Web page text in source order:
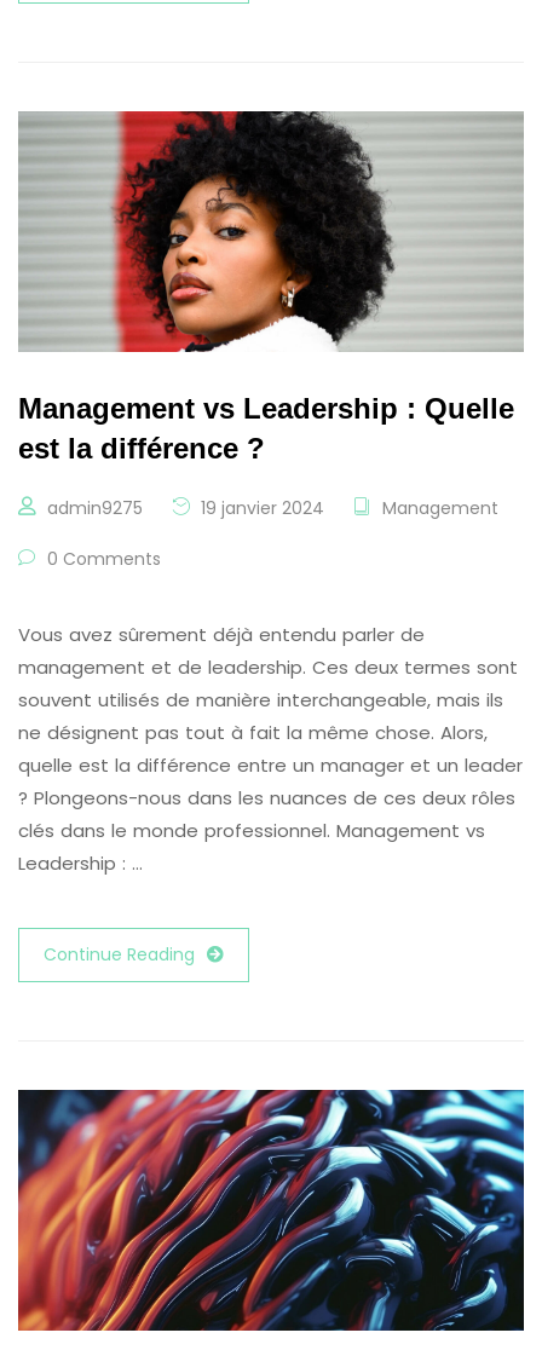
Management vs Leadership : Quelle
est la différence ?
admin9275 19 janvier 2024 Management
0 Comments
Vous avez sûrement déjà entendu parler de
management et de leadership. Ces deux termes sont
souvent utilisés de manière interchangeable, mais ils
ne désignent pas tout à fait la même chose. Alors,
quelle est la différence entre un manager et un leader
? Plongeons-nous dans les nuances de ces deux rôles
clés dans le monde professionnel. Management vs
Leadership : …
Continue Reading